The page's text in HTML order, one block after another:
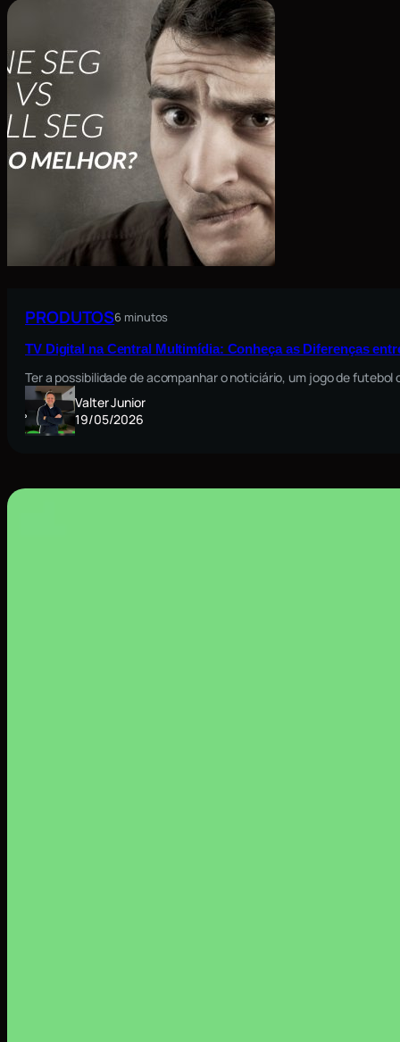
PRODUTOS6 minutos
TV Digital na Central Multimídia: Conheça as Diferenças
Ter a possibilidade de acompanhar o noticiário, um jogo de
Valter Junior
19/05/2026